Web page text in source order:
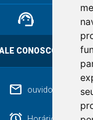
mail
support_agent
CONOSCO